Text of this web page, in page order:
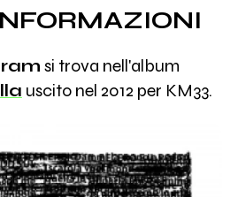
si trova nell'album
uscito nel 2012 per KM33.